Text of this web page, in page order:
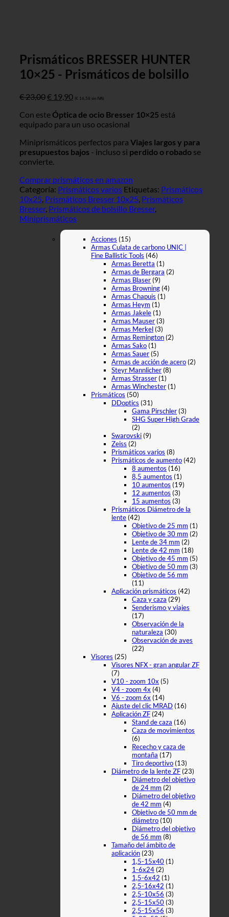
Prismáticos BRESSER HUNTER
10×25 - Prismáticos de bolsillo
€23,00El
original
era:
€ 19,90El
actual
es:
(€ 16,58 sin IVA)
Con este Óptica de ocio Bresser 10×25 está
equipado para un uso ocasional
Miniprismáticos perfectos para Viajes largos y para
presupuestos bajos - incluso si perdido o robado se
convierte.
Comprar prismáticos en amazon
Categoría: Prismáticos varios Etiquetas: Prismáticos
10x25, Prismáticos Bresser 10x25, Prismáticos
Bresser, Prismáticos de bolsillo Bresser,
Miniprismáticos
Acciones (15)
Armas Culata de carbono UNIC |
Fine Ballistic Tools (46)
Armas Beretta (1)
Armas de Bergara (2)
Armas Blaser(9)
Armas Browning(4)
Armas Chapuis (1)
Armas Heym (1)
Armas Jakele(1)
Armas Mauser(3)
Armas Merkel(3)
Armas Remington(2)
Armas Sako(1)
Armas Sauer(5)
Armas de acción de acero(2)
Steyr Mannlicher(8)
Armas Strasser(1)
Armas Winchester(1)
Prismáticos (50)
DDoptics (31)
Gama Pirschler(3)
SHG Super High Grade
(2)
Swarovski(9)
Zeiss (2)
Prismáticos varios (8)
Prismáticos de aumento(42)
8 aumentos (16)
8,5 aumentos (1)
10 aumentos (19)
12 aumentos (3)
15 aumentos (3)
Prismáticos Diámetro de la
lente(42)
Objetivo de 25 mm (1)
Objetivo de 30 mm (2)
Lente de 34 mm (2)
Lente de 42 mm (18)
Objetivo de 45 mm (5)
Objetivo de 50 mm (3)
Objetivo de 56 mm
(11)
Aplicación prismáticos (42)
Caza y caza (29)
Senderismo y viajes
(17)
Observación de la
naturaleza (30)
Observación de aves
(22)
Visores (25)
Visores NFX - gran angular ZF
(7)
V10 - zoom 10x (5)
V4 - zoom 4x (4)
V6 - zoom 6x (14)
Ajuste del clic MRAD(16)
Aplicación ZF(24)
Stand de caza (16)
Caza de movimientos
(6)
Rececho y caza de
montaña (17)
Tiro deportivo(13)
Diámetro de la lente ZF(23)
Diámetro del objetivo
de 24 mm (2)
Diámetro del objetivo
de 42 mm (4)
Objetivo de 50 mm de
diámetro(10)
Diámetro del objetivo
de 56 mm (8)
Tamaño del ámbito de
aplicación(23)
1,5-15x40(1)
1-6x24(2)
1,5-6x42 (1)
2,5-16x42 (1)
2,5-10x56 (3)
2,5-15x50(3)
2,5-15x56 (3)